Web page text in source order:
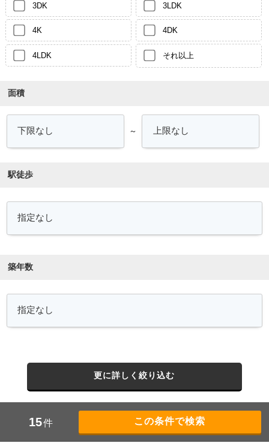
3DK 3LDK
4K 4DK
4LDK それ以上
面積
～
駅徒歩
築年数
更に詳しく絞り込む
15件